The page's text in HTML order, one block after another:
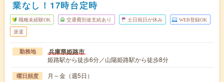
業なし！17時台定時
職種未経験OK 交通費別途支給あり 土日祝日が休み WEB登録OK
派遣
勤務地 兵庫県姫路市
姫路駅から徒歩6分／山陽姫路駅から徒歩8分
曜日頻度 月～金（週5日）